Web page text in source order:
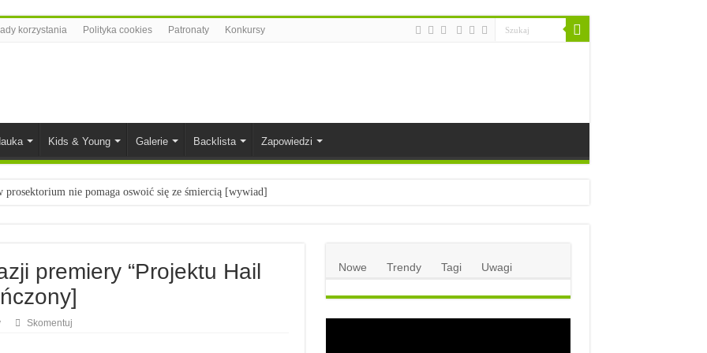
korzystania Polityka cookies Patronaty Konkursy
Kids & Young Galerie Backlista Zapowiedzi
prosektorium nie pomaga oswoić się ze śmiercią [wywiad]
na 2023 rok
premiery “Projektu Hail
Skomentuj
Nowe Trendy Tagi Uwagi